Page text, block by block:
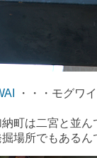
・・・モグワ
納町は二宮と並
掘場所でもある